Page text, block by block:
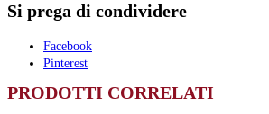
Si prega di condividere
Facebook
Pinterest
PRODOTTI CORRELATI